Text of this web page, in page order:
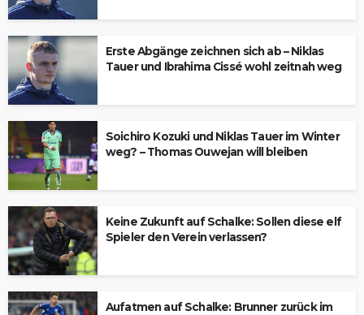
Erste Abgänge zeichnen sich ab – Niklas
Tauer und Ibrahima Cissé wohl zeitnah weg
Soichiro Kozuki und Niklas Tauer im Winter
weg? – Thomas Ouwejan will bleiben
Keine Zukunft auf Schalke: Sollen diese elf
Spieler den Verein verlassen?
Aufatmen auf Schalke: Brunner zurück im